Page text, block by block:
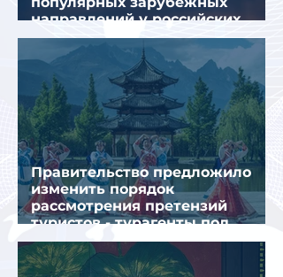
направлений у российских
туристов летом
Правительство предложило
изменить порядок
рассмотрения претензий
туристов - турагенты под
ударом!